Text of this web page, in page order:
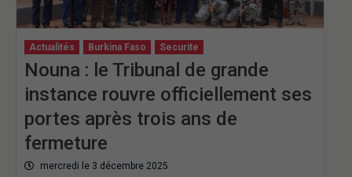
Actualités Burkina Faso Securite
Nouna : le Tribunal de grande
instance rouvre officiellement ses
portes après trois ans de
fermeture
mercredi le 3 décembre 2025